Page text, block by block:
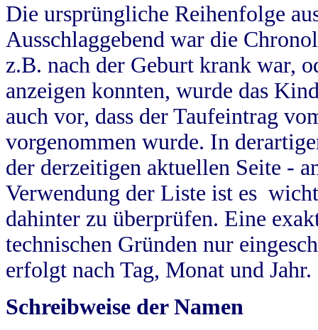
Die ursprüngliche Reihenfolge
Ausschlaggebend war die
z.B. nach der Geburt krank war,
anzeigen konnten, wurde das
auch vor, dass der Taufeintrag
vorgenommen wurde. In
der derzeitigen aktuellen Seite -
Verwendung der Liste ist es
dahinter zu überprüfen. Eine
technischen Gründen nur
erfolgt nach Tag, Monat und Jahr.
Schreibweise der Namen